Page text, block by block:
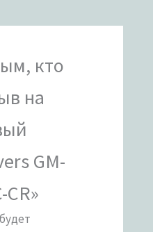
кто
на
GM-